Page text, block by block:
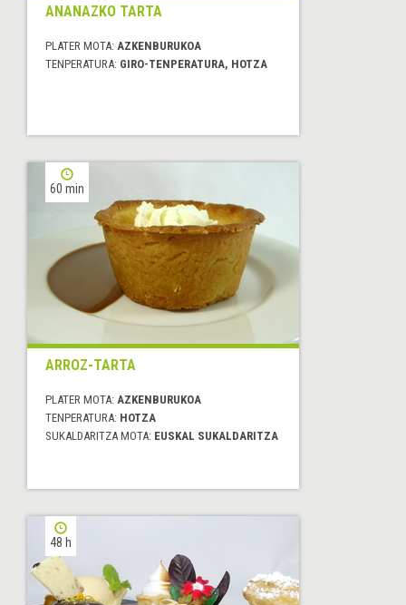
ANANAZKO TARTA
PLATER MOTA: AZKENBURUKOA
TENPERATURA: GIRO-TENPERATURA, HOTZA
60 min
ARROZ-TARTA
PLATER MOTA: AZKENBURUKOA
TENPERATURA: HOTZA
SUKALDARITZA MOTA: EUSKAL SUKALDARITZA
48 h